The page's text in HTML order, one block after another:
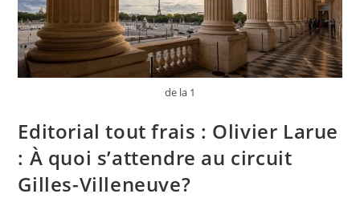
de la 1
Editorial tout frais : Olivier Larue
: À quoi s’attendre au circuit
Gilles-Villeneuve?